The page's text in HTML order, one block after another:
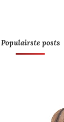
Populairste posts